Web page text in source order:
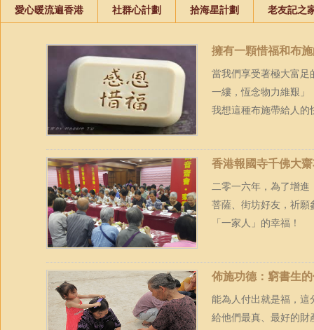
愛心暖流遍香港 社群心計劃 拾海星計劃 老友記之
擁有一顆惜福和布
當我們享受著極大富足
一縷，恆念物力維艱」
我想這種布施帶給人的
香港報國寺千佛大
二零一六年，為了增進
菩薩、街坊好友，祈願
「一家人」的幸福！
佈施功德：窮書生
能為人付出就是福，這
給他們最真、最好的財